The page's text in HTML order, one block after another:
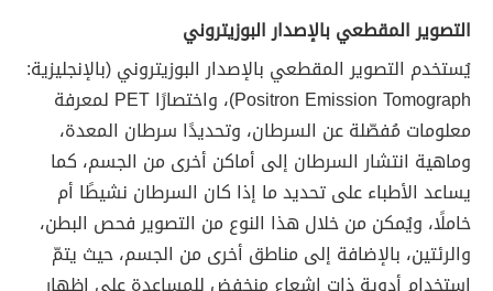
التصوير المقطعي بالإصدار البوزيتروني
يُستخدم التصوير المقطعي بالإصدار البوزيتروني (بالإنجليزية:
Positron Emission Tomograph)، واختصارًا PET لمعرفة
معلومات مُفصّلة عن السرطان، وتحديدًا سرطان المعدة،
وماهية انتشار السرطان إلى أماكن أخرى من الجسم، كما
يساعد الأطباء على تحديد ما إذا كان السرطان نشيطًا أم
خاملًا، ويُمكن من خلال هذا النوع من التصوير فحص البطن،
والرئتين، بالإضافة إلى مناطق أخرى من الجسم، حيث يتمّ